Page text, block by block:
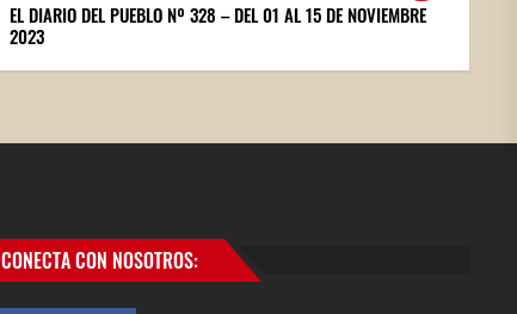
EL DIARIO DEL PUEBLO Nº 328 – DEL 01 AL 15 DE NOVIEMBRE
2023
CONECTA CON NOSOTROS: